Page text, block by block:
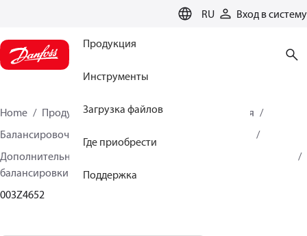
RU Вход в систему
Продукция
Инструменты
Загрузка файлов
Где приобрести
Поддержка
Home Продукция
Решения для теплоснабжения
Балансировочные клапаны
Дополнительные принадлежности для ручной
балансировки
003Z4652